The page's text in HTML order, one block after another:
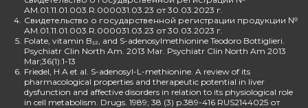
AM.01.11.01.003.R.000031.03.23 от 30.03.2023 г.
4. Свидетельство о государственной регистрации продукции №
AM.01.11.01.003.R.000031.03.23 от 30.03.2023 г.
5. Folate, vitamin B₁₂, and S-adenosylmethionine Teodoro Bottiglieri.
Psychiatr Clin North Am. 2013 Mar. Psychiatr Clin North Am 2013
Mar;36(1):1-13
6. Friedel, H A et al. S-adenosyl-L-methionine. A review of its
pharmacological properties and therapeutic potential in liver
dysfunction and affective disorders in relation to its physiological role
in cell metabolism. Drugs. 1989; 38 (3) p.389-416 RUS2144025 от